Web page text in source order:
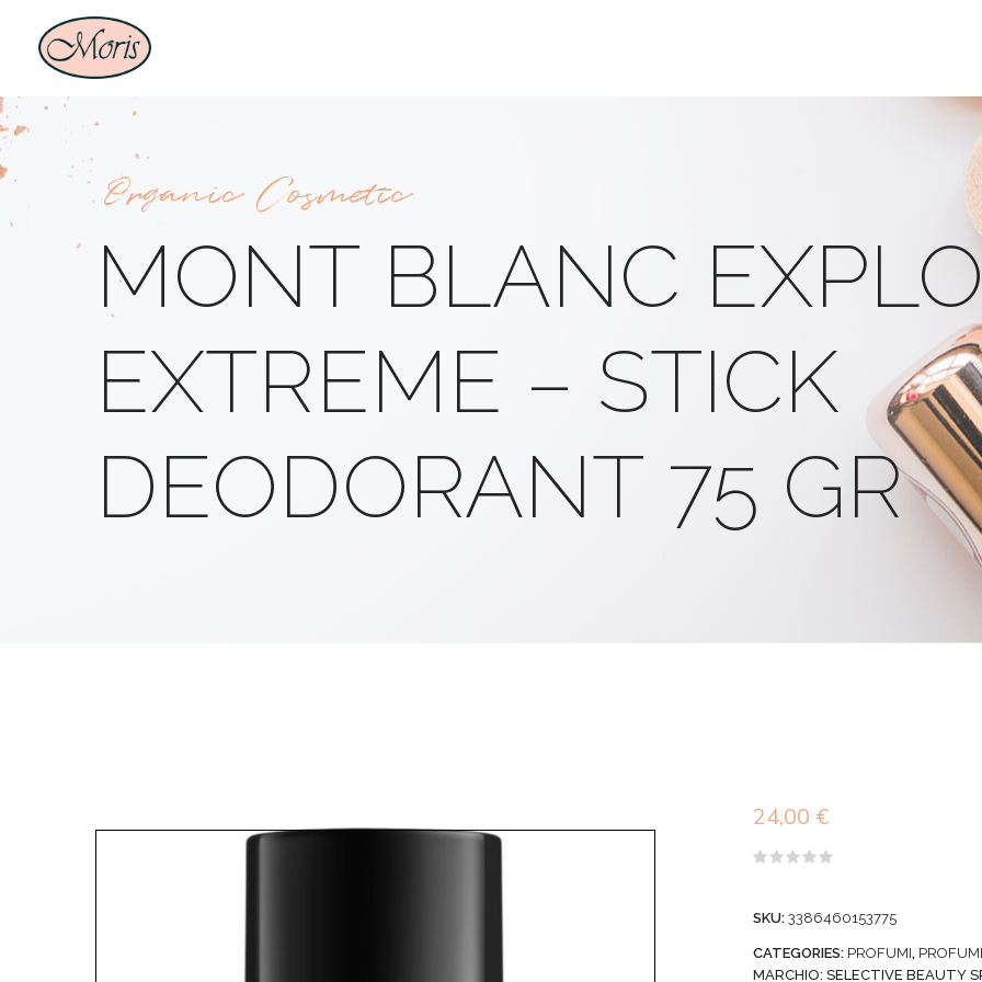
Organic Cosmetic
MONT BLANC
EXTREME – STICK
DEODORANT 75 GR
24,00 €
5
SKU: 3386460153775
CATEGORIES: PROFUMI, PROFUMI
MARCHIO: SELECTIVE BEAUTY